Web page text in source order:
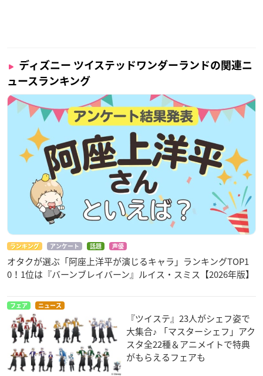
ディズニー ツイステッドワンダーランドの関連ニ
ュースランキング
ランキング アンケート 話題 声優
オタクが選ぶ「阿座上洋平が演じるキャラ」ランキングTOP1
0！1位は『バーンブレイバーン』ルイス・スミス【2026年版】
フェア ニュース
『ツイステ』23人がシェフ姿で
大集合♪ 「マスターシェフ」アク
スタ全22種＆アニメイトで特典
がもらえるフェアも